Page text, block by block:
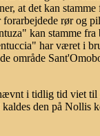
at det kan
rør og
kan stamme fra
har været i
område
i tidlig tid viet til
kaldes den på Nollis